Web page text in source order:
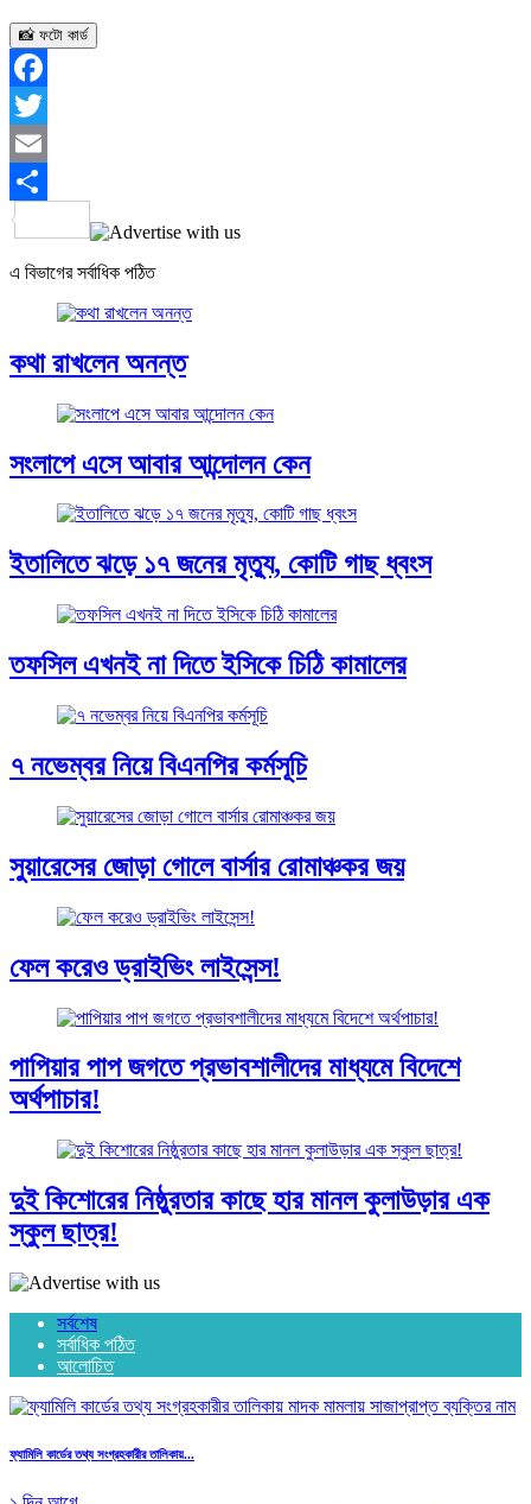
📸 ফটো কার্ড
Facebook
Twitter
Email
Share
এ বিভাগের সর্বাধিক পঠিত
কথা রাখলেন অনন্ত
সংলাপে এসে আবার আন্দোলন কেন
ইতালিতে ঝড়ে ১৭ জনের মৃত্যু, কোটি গাছ ধ্বংস
তফসিল এখনই না দিতে ইসিকে চিঠি কামালের
৭ নভেম্বর নিয়ে বিএনপির কর্মসূচি
সুয়ারেসের জোড়া গোলে বার্সার রোমাঞ্চকর জয়
ফেল করেও ড্রাইভিং লাইসেন্স!
পাপিয়ার পাপ জগতে প্রভাবশালীদের মাধ্যমে বিদেশে
অর্থপাচার!
দুই কিশোরের নিষ্ঠুরতার কাছে হার মানল কুলাউড়ার এক
স্কুল ছাত্র!
সর্বশেষ
সর্বাধিক পঠিত
আলোচিত
ফ্যামিলি কার্ডের তথ্য সংগ্রহকারীর তালিকায়...